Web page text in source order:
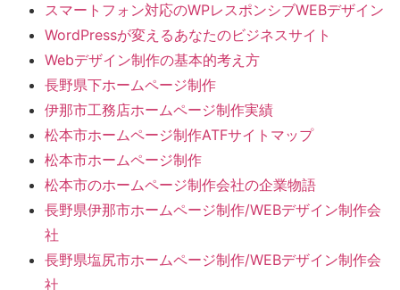
スマートフォン対応のWPレスポンシブWEBデザイン
WordPressが変えるあなたのビジネスサイト
Webデザイン制作の基本的考え方
長野県下ホームページ制作
伊那市工務店ホームページ制作実績
松本市ホームページ制作ATFサイトマップ
松本市ホームページ制作
松本市のホームページ制作会社の企業物語
長野県伊那市ホームページ制作/WEBデザイン制作会
社
長野県塩尻市ホームページ制作/WEBデザイン制作会
社